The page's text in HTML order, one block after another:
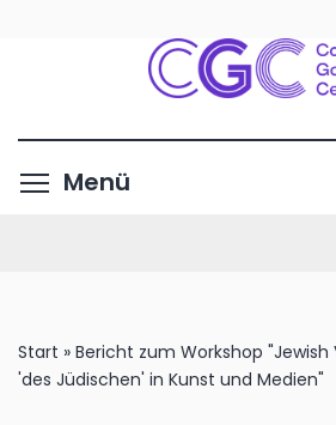
Inhalt
Menü
Start » Bericht zum Workshop "Jewish
'des Jüdischen' in Kunst und Medien"